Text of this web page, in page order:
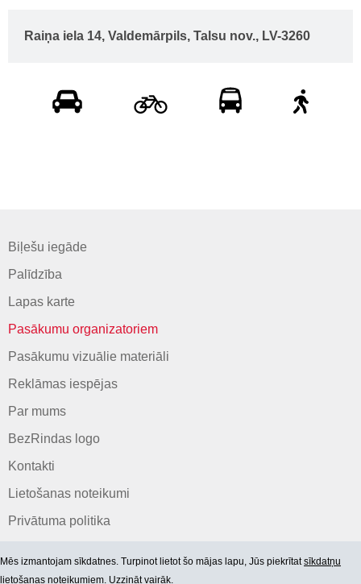
Raiņa iela 14, Valdemārpils, Talsu nov., LV-3260
Biļešu iegāde
Palīdzība
Lapas karte
Pasākumu organizatoriem
Pasākumu vizuālie materiāli
Reklāmas iespējas
Par mums
BezRindas logo
Kontakti
Lietošanas noteikumi
Privātuma politika
Mēs izmantojam sīkdatnes. Turpinot lietot šo mājas lapu, Jūs piekrītatsīkdatņu
lietošanas noteikumiem. Uzzināt vairāk.